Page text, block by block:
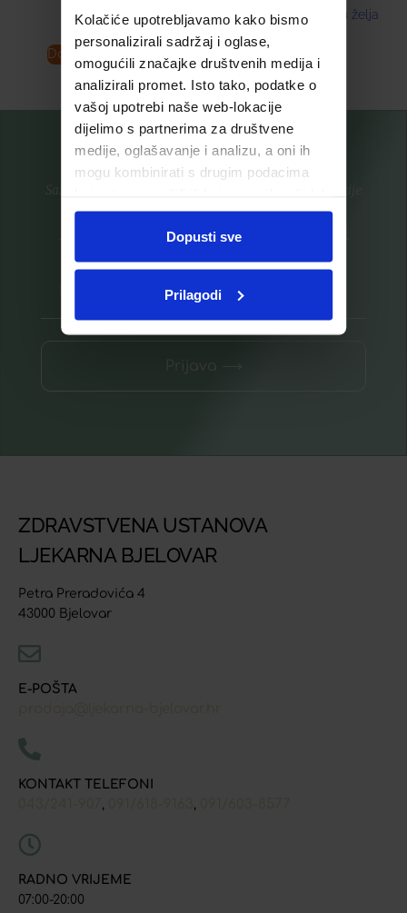
Kolačiće upotrebljavamo kako bismo
personalizirali sadržaj i oglase,
omogućili značajke društvenih medija i
analizirali promet. Isto tako, podatke o
vašoj upotrebi naše web-lokacije
dijelimo s partnerima za društvene
medije, oglašavanje i analizu, a oni ih
mogu kombinirati s drugim podacima
ste upotrebljavali njihove usluge.
Dopusti sve
Prilagodi
Dodaj u košaricu
Dodaj u listu želja
Saznajte prvi za nove proizvode i ekskluzivne promocije
Prijavite se na listu za novosti
Prijava ⟶
ZDRAVSTVENA USTANOVA
LJEKARNA BJELOVAR
Petra Preradovića 4
43000 Bjelovar
E-POŠTA
KONTAKT TELEFONI
RADNO VRIJEME
07:00-20:00